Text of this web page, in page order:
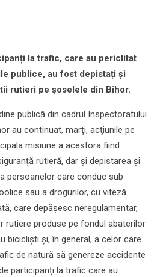
la trafic, care au periclitat
publice, au fost depistați și
rutieri pe șoselele din Bihor.
publică din cadrul Inspectoratului
au continuat, marți, acţiunile pe
misiune a acestora fiind
rutieră, dar și depistarea și
persoanelor care conduc sub
sau a drogurilor, cu viteză
care depășesc neregulamentar,
rutiere produse pe fondul abaterilor
bicicliști și, în general, a celor care
de natură să genereze accidente
participanți la trafic care au